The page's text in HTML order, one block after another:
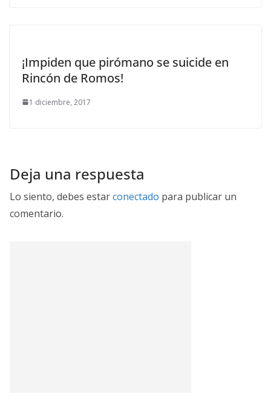
¡Impiden que pirómano se suicide en
Rincón de Romos!
1 diciembre, 2017
Deja una respuesta
Lo siento, debes estarconectado para publicar un
comentario.